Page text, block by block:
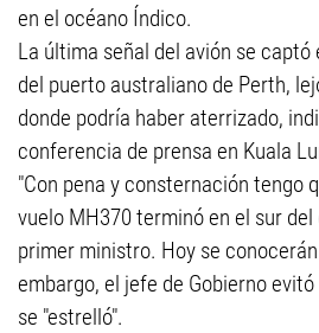
en el océano Índico.
La última señal del avión se captó
del puerto australiano de Perth,
donde podría haber aterrizado,
conferencia de prensa en Kuala
"Con pena y consternación tengo
vuelo MH370 terminó en el sur
primer ministro. Hoy se
embargo, el jefe de Gobierno
se "estrelló".